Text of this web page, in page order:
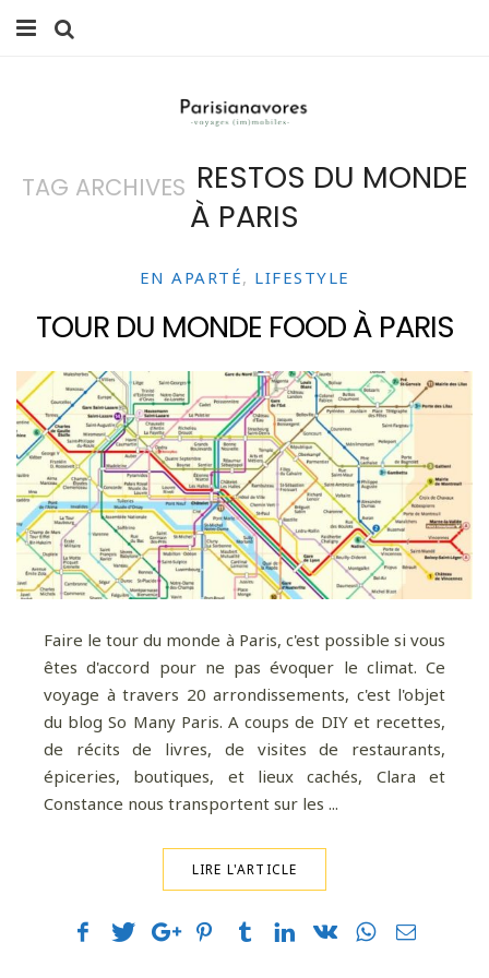
FAMILLE
VOYAGES
BALADES À PARIS
LIFESTYLE
CULTURE
0 ITEMS -0,00€
TAG ARCHIVES RESTOS DU MONDE
À PARIS
EN APARTÉ, LIFESTYLE
TOUR DU MONDE FOOD À PARIS
Faire le tour du monde à Paris, c'est possible si vous
êtes d'accord pour ne pas évoquer le climat. Ce
voyage à travers 20 arrondissements, c'est l'objet
du blog So Many Paris. A coups de DIY et recettes,
de récits de livres, de visites de restaurants,
épiceries, boutiques, et lieux cachés, Clara et
Constance nous transportent sur les ...
LIRE L'ARTICLE